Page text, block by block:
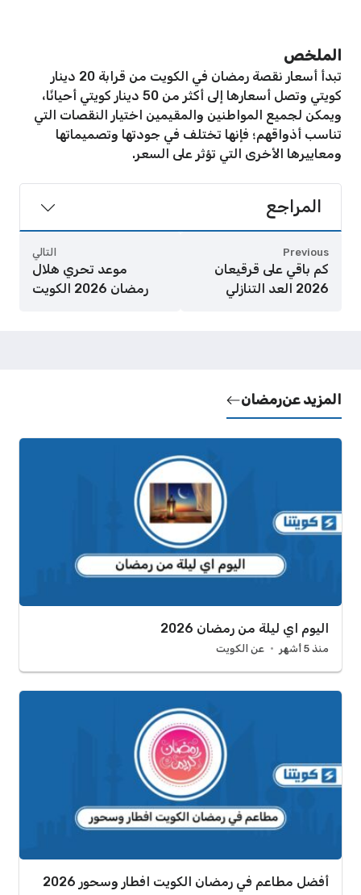
الملخص
تبدأ أسعار نقصة رمضان في الكويت من قرابة 20 دينار
كويتي وتصل أسعارها إلى أكثر من 50 دينار كويتي أحيانًا،
ويمكن لجميع المواطنين والمقيمين اختيار النقصات التي
تناسب أذواقهم؛ فإنها تختلف في جودتها وتصميماتها
ومعاييرها الأخرى التي تؤثر على السعر.
المراجع
Previous
كم باقي على قرقيعان
2026 العد التنازلي
التالي
موعد تحري هلال
رمضان 2026 الكويت
المزيد عنرمضان
اليوم اي ليلة من رمضان 2026
منذ 5 أشهر عن الكويت
أفضل مطاعم في رمضان الكويت افطار وسحور 2026